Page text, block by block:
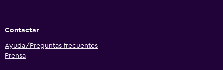
Contactar
Ayuda/Preguntas frecuentes
Prensa